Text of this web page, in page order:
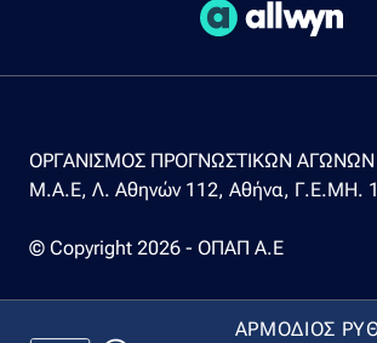
ΟΡΓΑΝΙΣΜΟΣ ΠΡΟΓΝΩΣΤΙΚΩΝ
Μ.Α.Ε, Λ. Αθηνών 112, Αθήνα, Γ.Ε.ΜΗ.
© Copyright 2026 - ΟΠΑΠ Α.Ε
ΑΡΜΟΔΙΟΣ